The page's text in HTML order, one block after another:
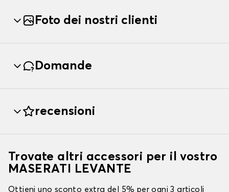
Foto dei nostri clienti
Domande
recensioni
Trovate altri accessori per il vostro
MASERATI LEVANTE
Ottieni uno sconto extra del 5% per ogni 3 articoli